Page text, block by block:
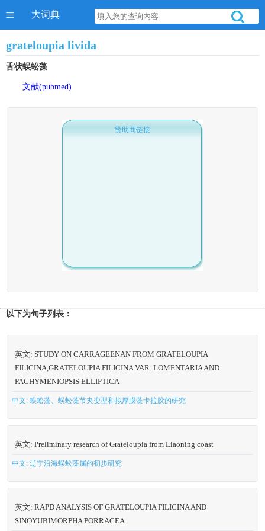
大词典
grateloupia livida
舌状蜈蚣藻
文献(pubmed)
赞助商链接
以下为句子列表：
英文: STUDY ON CARRAGEENAN FROM GRATELOUPIA
FILICINA,GRATELOUPIA FILICINA VAR. LOMENTARIA AND
PACHYMENIOPSIS ELLIPTICA
中文: 蜈蚣藻、蜈蚣藻节夹变型和拟厚膜藻卡拉胶的研究
英文: Preliminary research of Grateloupia from Liaoning coast
中文: 辽宁沿海蜈蚣藻属的初步研究
英文: RAPD ANALYSIS OF GRATELOUPIA FILICINA AND
SINOYUBIMORPHA PORRACEA